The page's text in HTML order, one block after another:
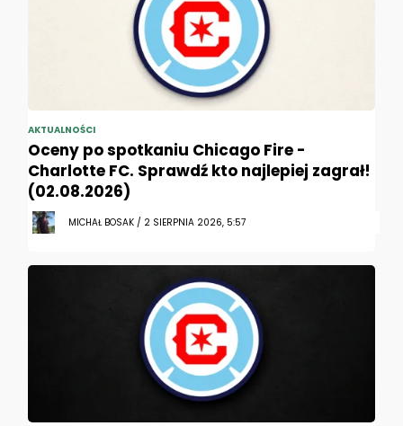
AKTUALNOŚCI
Oceny po spotkaniu Chicago Fire -
Charlotte FC. Sprawdź kto najlepiej zagrał!
(02.08.2026)
MICHAŁ BOSAK / 2 SIERPNIA 2026, 5:57